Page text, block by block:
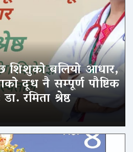
शिशुको बलियो आधार,
दूध नै सम्पूर्ण पौष्टिक
रमिता श्रेष्ठ